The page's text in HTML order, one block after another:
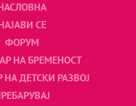
СЕ
ФОРУМ
НА БРЕМЕНОСТ
НА ДЕТСКИ РАЗВОЈ